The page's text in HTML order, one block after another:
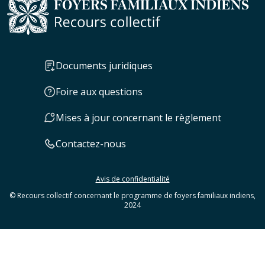
Documents juridiques
Foire aux questions
Mises à jour concernant le règlement
Contactez-nous
Avis de confidentialité
© Recours collectif concernant le programme de foyers familiaux indiens,
2024